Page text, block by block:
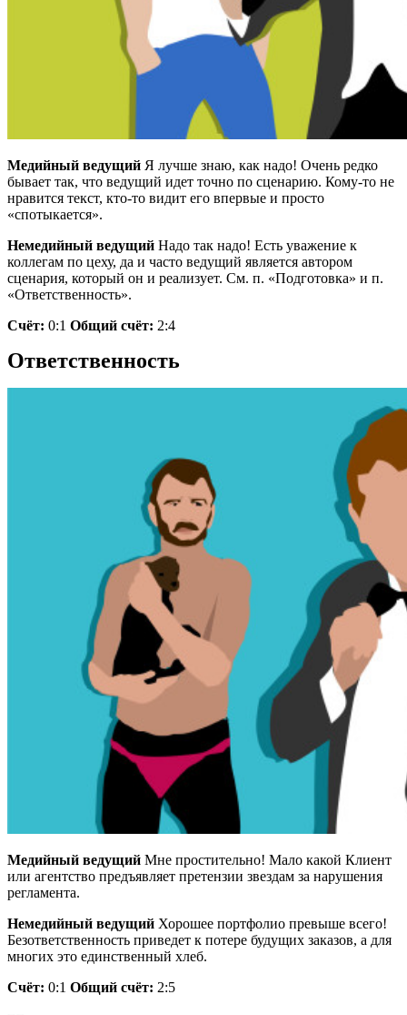
Медийный ведущий Я лучше знаю, как надо! Очень редко
бывает так, что ведущий идет точно по сценарию. Кому-то не
нравится текст, кто-то видит его впервые и просто
«спотыкается».
Немедийный ведущий Надо так надо! Есть уважение к
коллегам по цеху, да и часто ведущий является автором
сценария, который он и реализует. См. п. «Подготовка» и п.
«Ответственность».
Счёт: 0:1 Общий счёт: 2:4
Ответственность
Медийный ведущий Мне простительно! Мало какой Клиент
или агентство предъявляет претензии звездам за нарушения
регламента.
Немедийный ведущий Хорошее портфолио превыше всего!
Безответственность приведет к потере будущих заказов, а для
многих это единственный хлеб.
Счёт: 0:1 Общий счёт: 2:5